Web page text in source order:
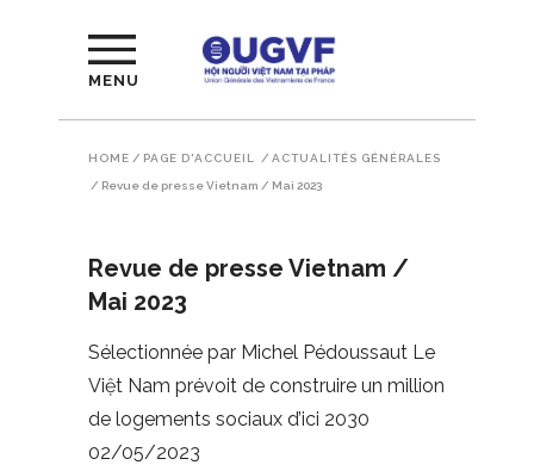
MENU
HOME / PAGE D'ACCUEIL / ACTUALITÉS GÉNÉRALES
/ Revue de presse Vietnam / Mai 2023
Revue de presse Vietnam /
Mai 2023
Sélectionnée par Michel Pédoussaut Le
Việt Nam prévoit de construire un million
de logements sociaux d’ici 2030
02/05/2023